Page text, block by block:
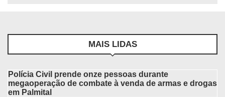
MAIS LIDAS
Polícia Civil prende onze pessoas durante
megaoperação de combate à venda de armas e drogas
em Palmital